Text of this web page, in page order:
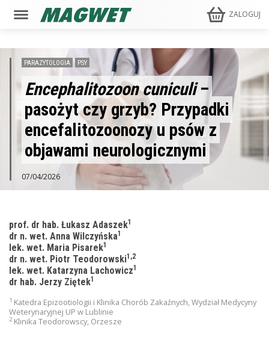
ZALOGUJ
PARAZYTOLOGIA PSY
Encephalitozoon cuniculi–
pasożyt czy grzyb? Przypadki
encefalitozoonozy u psów z
objawami neurologicznymi
07/04/2026
prof. dr hab. Łukasz Adaszek1
dr n. wet. Anna Wilczyńska1
lek. wet. Maria Pisarek1
dr n. wet. Piotr Teodorowski1,2
lek. wet. Katarzyna Lachowicz1
dr hab. Jerzy Ziętek1
1 Katedra Epizootiologii i Klinika Chorób Zakaźnych, Wydział Medycyny
Weterynaryjnej UP w Lublinie
2 Klinika Teodorowscy, Orzesze